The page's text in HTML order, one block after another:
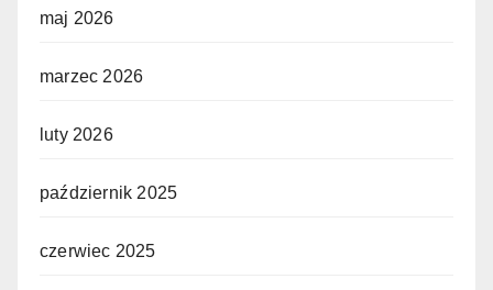
maj 2026
marzec 2026
luty 2026
październik 2025
czerwiec 2025